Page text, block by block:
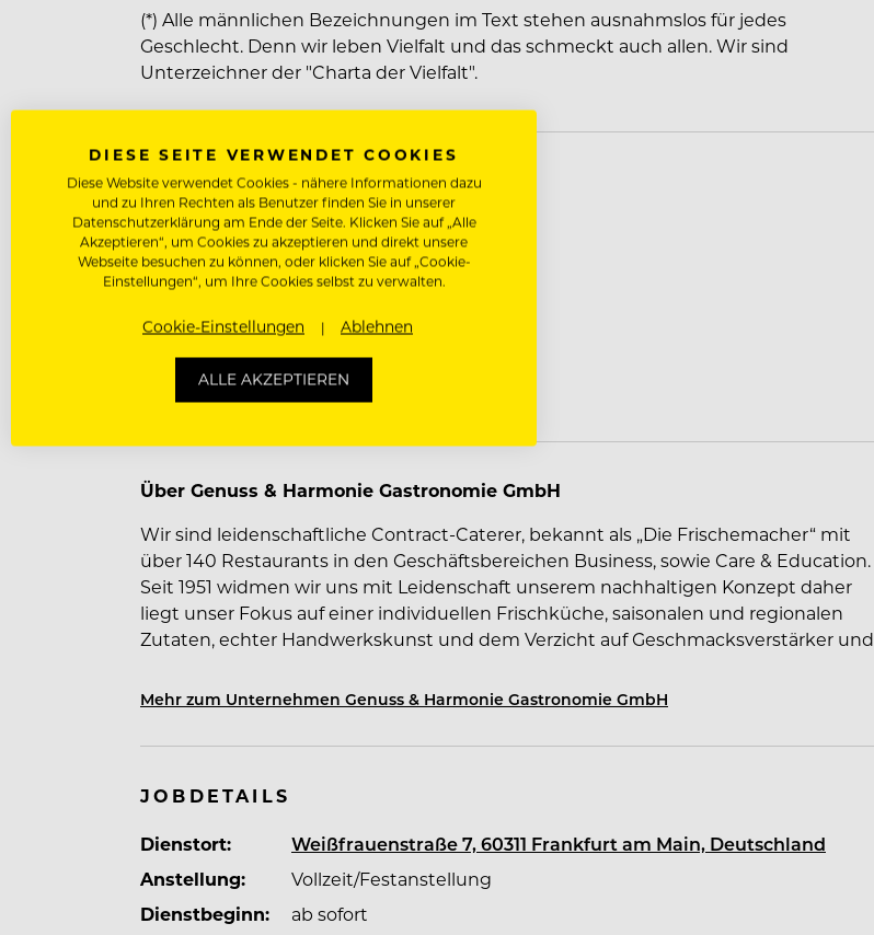
(*) Alle männlichen Bezeichnungen im Text stehen ausnahmslos für jedes
Geschlecht. Denn wir leben Vielfalt und das schmeckt auch allen. Wir sind
Unterzeichner der "Charta der Vielfalt".
Benefits für unsere Mitarbeiter
Verpflegung Vergünstigt / Kostenlos
Wäscheservice
Weiterbildungsprogramm
Über Genuss & Harmonie Gastronomie GmbH
Wir sind leidenschaftliche Contract-Caterer, bekannt als „Die Frischemacher“ mit
über 140 Restaurants in den Geschäftsbereichen Business, sowie Care & Education.
Seit 1951 widmen wir uns mit Leidenschaft unserem nachhaltigen Konzept daher
liegt unser Fokus auf einer individuellen Frischküche, saisonalen und regionalen
Zutaten, echter Handwerkskunst und dem Verzicht auf Geschmacksverstärker und
Konzepte.
Unser Alleinstellungsmerkmal kombiniert kulinarische Exzellenz mit einem
umfassenden Service in den verschiedenen Gastronomiebereichen der
Ganztagsverpflegung. Ziel ist es, jedem Gast ein einzigartiges kulinarisches Erlebnis
Mehr zum Unternehmen Genuss & Harmonie Gastronomie GmbH
JOBDETAILS
Dienstort:
Weißfrauenstraße 7, 60311 Frankfurt am Main, Deutschland
Anstellung:
Vollzeit/Festanstellung
Dienstbeginn:
ab sofort
DIESE SEITE VERWENDET COOKIES
Diese Website verwendet Cookies - nähere Informationen dazu
und zu Ihren Rechten als Benutzer finden Sie in unserer
Datenschutzerklärung am Ende der Seite. Klicken Sie auf „Alle
Akzeptieren“, um Cookies zu akzeptieren und direkt unsere
Webseite besuchen zu können, oder klicken Sie auf „Cookie-
Einstellungen“, um Ihre Cookies selbst zu verwalten.
Cookie-Einstellungen Ablehnen
ALLE AKZEPTIEREN